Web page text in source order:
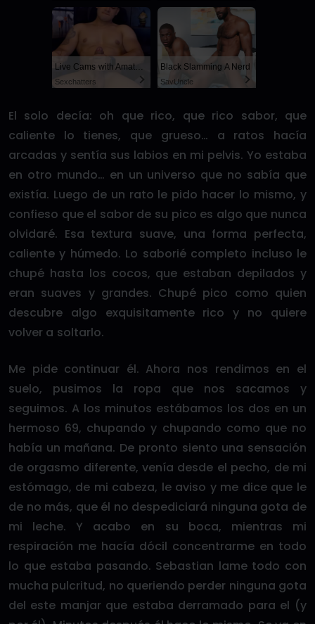
Live Cams with Amateur Men
Sexchatters
Black Slamming A Nerd
SayUncle
El solo decía: oh que rico, que rico sabor, que
caliente lo tienes, que grueso… a ratos hacía
arcadas y sentía sus labios en mi pelvis. Yo estaba
en otro mundo… en un universo que no sabía que
existía. Luego de un rato le pido hacer lo mismo, y
confieso que el sabor de su pico es algo que nunca
olvidaré. Esa textura suave, una forma perfecta,
caliente y húmedo. Lo saborié completo incluso le
chupé hasta los cocos, que estaban depilados y
eran suaves y grandes. Chupé pico como quien
descubre algo exquisitamente rico y no quiere
volver a soltarlo.
Me pide continuar él. Ahora nos rendimos en el
suelo, pusimos la ropa que nos sacamos y
seguimos. A los minutos estábamos los dos en un
hermoso 69, chupando y chupando como que no
había un mañana. De pronto siento una sensación
de orgasmo diferente, venía desde el pecho, de mi
estómago, de mi cabeza, le aviso y me dice que le
de no más, que él no despediciará ninguna gota de
mi leche. Y acabo en su boca, mientras mi
respiración me hacía dócil concentrarme en todo
lo que estaba pasando. Sebastian lame todo con
mucha pulcritud, no queriendo perder ninguna gota
del este manjar que estaba derramado para el (y